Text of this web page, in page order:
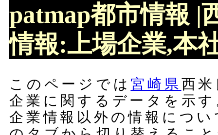
patmap都市情報 |
情報:上場企業,本
このページでは 宮崎県 西
企業に関するデータを示
企業情報以外の情報につ